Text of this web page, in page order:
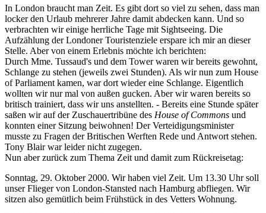
In London braucht man Zeit. Es gibt dort so viel zu sehen, dass man
locker den Urlaub mehrerer Jahre damit abdecken kann. Und so
verbrachten wir einige herrliche Tage mit Sightseeing. Die
Aufzählung der Londoner Touristenziele erspare ich mir an dieser
Stelle. Aber von einem Erlebnis möchte ich berichten:
Durch Mme. Tussaud's und dem Tower waren wir bereits gewohnt,
Schlange zu stehen (jeweils zwei Stunden). Als wir nun zum House
of Parliament kamen, war dort wieder eine Schlange. Eigentlich
wollten wir nur mal von außen gucken. Aber wir waren bereits so
britisch trainiert, dass wir uns anstellten. ‑ Bereits eine Stunde später
saßen wir auf der Zuschauertribüne des House of Commons und
konnten einer Sitzung beiwohnen! Der Verteidigungsminister
musste zu Fragen der Britischen Werften Rede und Antwort stehen.
Tony Blair war leider nicht zugegen.
Nun aber zurück zum Thema Zeit und damit zum Rückreisetag:
Sonntag, 29. Oktober 2000. Wir haben viel Zeit. Um 13.30 Uhr soll
unser Flieger von London-Stansted nach Hamburg abfliegen. Wir
sitzen also gemütlich beim Frühstück in des Vetters Wohnung.